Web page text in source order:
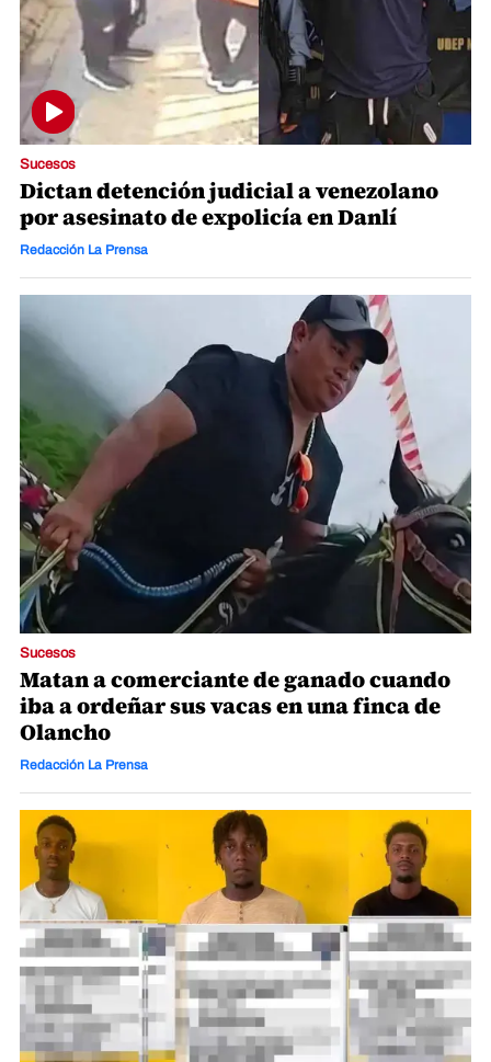
Sucesos
Dictan detención judicial a venezolano
por asesinato de expolicía en Danlí
Redacción La Prensa
Sucesos
Matan a comerciante de ganado cuando
iba a ordeñar sus vacas en una finca de
Olancho
Redacción La Prensa